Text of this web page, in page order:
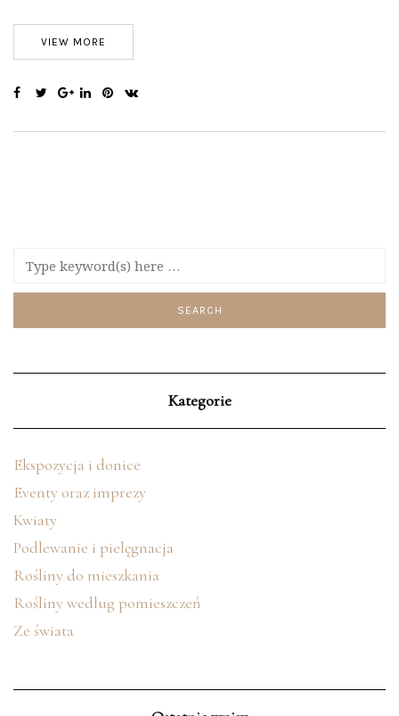
VIEW MORE
Kategorie
Ekspozycja i donice
Eventy oraz imprezy
Kwiaty
Podlewanie i pielęgnacja
Rośliny do mieszkania
Rośliny według pomieszczeń
Ze świata